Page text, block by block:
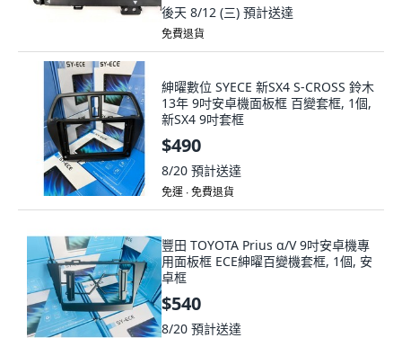
後天 8/12 (三) 預計送達
免費退貨
紳曜數位 SYECE 新SX4 S-CROSS 鈴木
13年 9吋安卓機面板框 百變套框, 1個,
新SX4 9吋套框
$490
8/20 預計送達
免運 ∙ 免費退貨
豐田 TOYOTA Prius α/V 9吋安卓機專
用面板框 ECE紳曜百變機套框, 1個, 安
卓框
$540
8/20 預計送達